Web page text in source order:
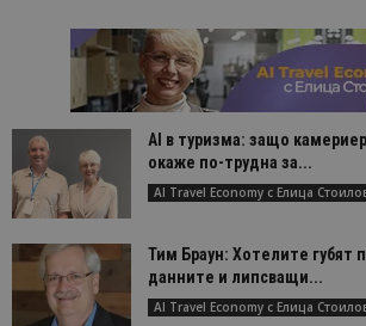
AI в туризма: защо
окаже по-трудна за...
AI Travel Economy с Елица
Тим Браун: Хотелите губят
данните и липсващи...
AI Travel Economy с Елица